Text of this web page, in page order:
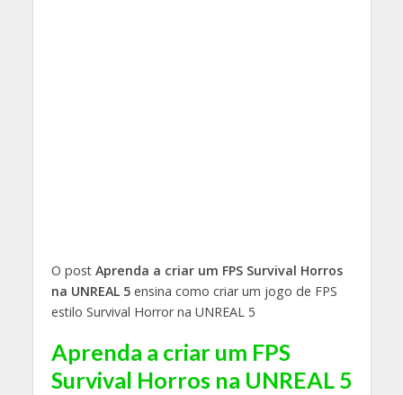
O post Aprenda a criar um FPS Survival Horros
na UNREAL 5ensina como criar um jogo de FPS
estilo Survival Horror na UNREAL 5
Aprenda a criar um FPS
Survival Horros na UNREAL 5